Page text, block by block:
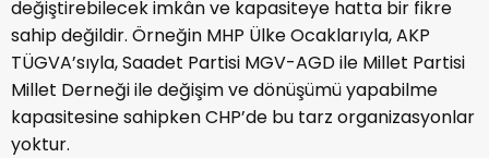
değiştirebilecek imkân ve kapasiteye hatta bir fikre
sahip değildir. Örneğin MHP Ülke Ocaklarıyla, AKP
TÜGVA’sıyla, Saadet Partisi MGV-AGD ile Millet Partisi
Millet Derneği ile değişim ve dönüşümü yapabilme
kapasitesine sahipken CHP’de bu tarz organizasyonlar
yoktur.